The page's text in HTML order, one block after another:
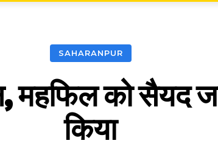
SAHARANPUR
महफिल को सैयद
किया